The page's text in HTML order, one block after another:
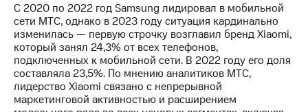
Финансовая
отчетность
Контакты
Новости
в
регионе
С 2020 по 2022 год Samsung лидировал в мобильной
сети МТС, однако в 2023 году ситуация кардинально
изменилась — первую строчку возглавил бренд Xiaomi,
который занял 24,3% от всех телефонов,
подключенных к мобильной сети. В 2022 году его доля
составляла 23,5%. По мнению аналитиков МТС,
лидерство Xiaomi связано с непрерывной
маркетинговой активностью и расширением